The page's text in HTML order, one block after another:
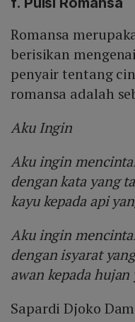
Romansa
berisikan
penyair tentang
romansa adalah
Aku Ingin
Aku ingin
dengan kata yang
kayu kepada api
Aku ingin
dengan isyarat
awan kepada
Sapardi Djoko